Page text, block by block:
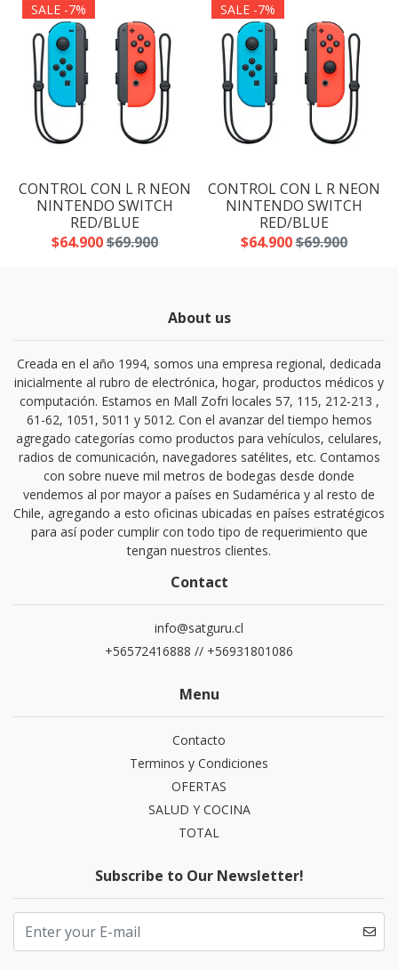
SALE -7%
CONTROL CON L R NEON
NINTENDO SWITCH
RED/BLUE
$64.900$69.900
SALE -7%
CONTROL CON L R NEON
NINTENDO SWITCH
RED/BLUE
$64.900$69.900
About us
Creada en el año 1994, somos una empresa regional, dedicada
inicialmente al rubro de electrónica, hogar, productos médicos y
computación. Estamos en Mall Zofri locales 57, 115, 212-213 ,
61-62, 1051, 5011 y 5012. Con el avanzar del tiempo hemos
agregado categorías como productos para vehículos, celulares,
radios de comunicación, navegadores satélites, etc. Contamos
con sobre nueve mil metros de bodegas desde donde
vendemos al por mayor a países en Sudamérica y al resto de
Chile, agregando a esto oficinas ubicadas en países estratégicos
para así poder cumplir con todo tipo de requerimiento que
tengan nuestros clientes.
Contact
info@satguru.cl
+56572416888 // +56931801086
Menu
Contacto
Terminos y Condiciones
OFERTAS
SALUD Y COCINA
TOTAL
Subscribe to Our Newsletter!